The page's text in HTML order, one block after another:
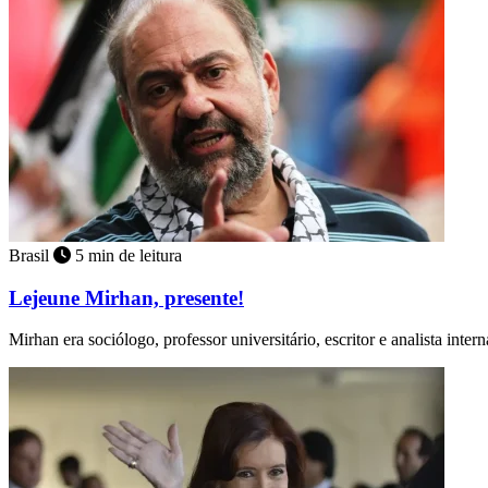
Brasil 5 min de leitura
Lejeune Mirhan, presente!
Mirhan era sociólogo, professor universitário, escritor e analista